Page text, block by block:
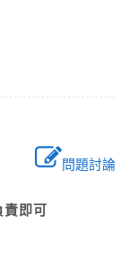
問題討論
責即可